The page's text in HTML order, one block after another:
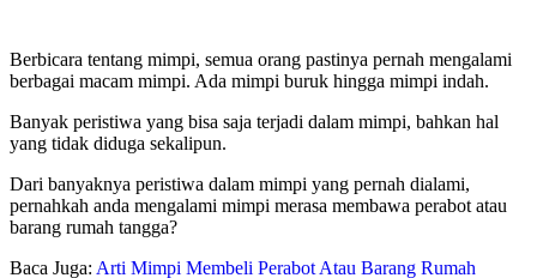
Berbicara tentang mimpi, semua orang pastinya pernah mengalami
berbagai macam mimpi. Ada mimpi buruk hingga mimpi indah.
Banyak peristiwa yang bisa saja terjadi dalam mimpi, bahkan hal
yang tidak diduga sekalipun.
Dari banyaknya peristiwa dalam mimpi yang pernah dialami,
pernahkah anda mengalami mimpi merasa membawa perabot atau
barang rumah tangga?
Baca Juga: Arti Mimpi Membeli Perabot Atau Barang Rumah